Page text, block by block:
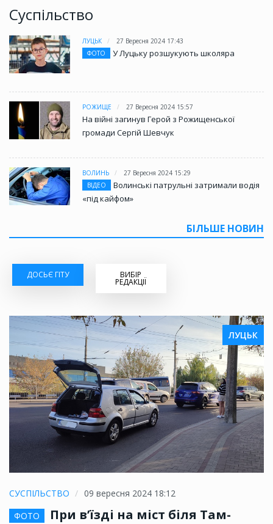
Суспільство
ЛУЦЬК
27 Вересня 2024 17:43
ФОТО
У Луцьку розшукують школяра
РОЖИЩЕ 27 Вересня 2024 15:57
На війні загинув Герой з Рожищенської
громади Сергій Шевчук
ВОЛИНЬ
27 Вересня 2024 15:29
ВІДЕО
Волинські патрульні затримали водія
«під кайфом»
БІЛЬШЕ НОВИН
ДОСЬЄ ГІТУ ВИБІР
РЕДАКЦІЇ
ЛУЦЬК
СУСПІЛЬСТВО
09 вересня 2024 18:12
ФОТО
При в’їзді на міст біля Там-